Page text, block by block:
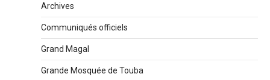
Archives
Communiqués officiels
Grand Magal
Grande Mosquée de Touba